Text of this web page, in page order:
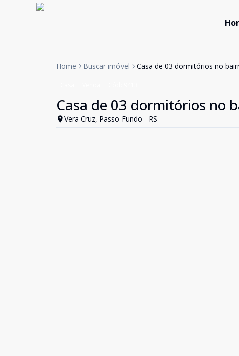
Home Buscar imóvel Casa de 03 dormitórios no
Casa de 03 dormitórios no
Vera Cruz, Passo Fundo - RS